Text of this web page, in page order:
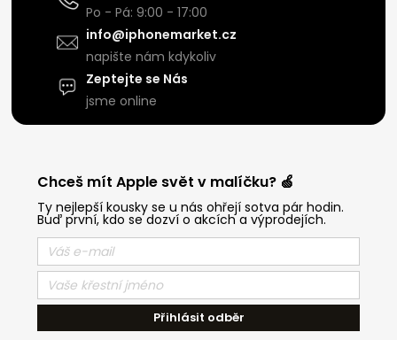
Po - Pá: 9:00 - 17:00
info@iphonemarket.cz
napište nám kdykoliv
Zeptejte se Nás
jsme online
Chceš mít Apple svět v malíčku? 🍏
Ty nejlepší kousky se u nás ohřejí sotva pár hodin.
Buď první, kdo se dozví o akcích a výprodejích.
Přihlásit odběr